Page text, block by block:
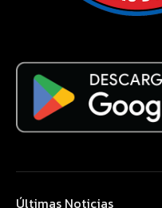
Últimas Noticias